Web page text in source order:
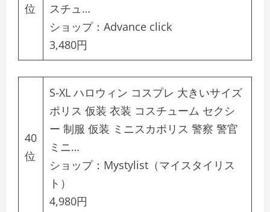
位
スチュ…
ショップ： Advance click
3,480円
40
位
S-XL ハロウィン コスプレ 大きいサイズ
ポリス 仮装 衣装 コスチューム セクシ
ー 制服 仮装 ミニスカポリス 警察 警官
ミニ…
ショップ： Mystylist（マイスタイリス
ト）
4,980円